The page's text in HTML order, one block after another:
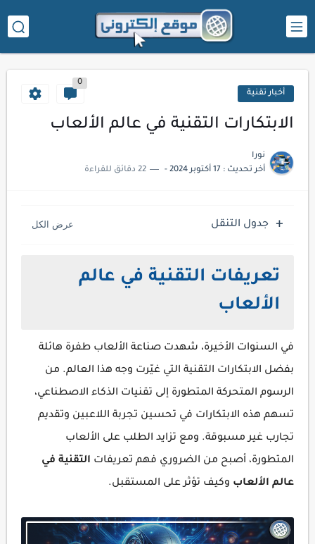
أخبار تقنية
0
الابتكارات التقنية في عالم الألعاب
نورا
أخر تحديث : 17 أكتوبر 2024 - 22 دقائق للقراءة
جدول التنقل
تعريفات التقنية في عالم
الألعاب
في السنوات الأخيرة، شهدت صناعة الألعاب طفرة هائلة
بفضل الابتكارات التقنية التي غيّرت وجه هذا العالم. من
الرسوم المتحركة المتطورة إلى تقنيات الذكاء الاصطناعي،
تسهم هذه الابتكارات في تحسين تجربة اللاعبين وتقديم
تجارب غير مسبوقة. ومع تزايد الطلب على الألعاب
المتطورة، أصبح من الضروري فهم تعريفات التقنية في
عالم الألعاب وكيف تؤثر على المستقبل.